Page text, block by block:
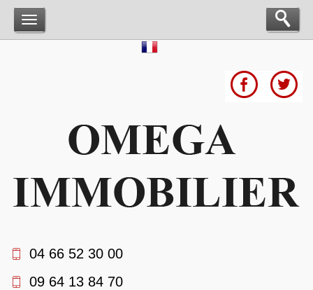
04 66 52 30 00
09 64 13 84 70